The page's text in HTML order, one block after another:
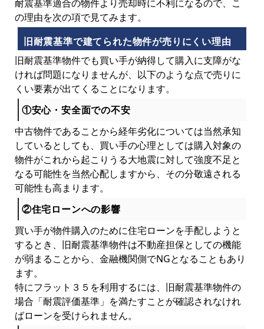
耐震基準適合の物件より売却時に不利になるので、こ
の理由を次の項で見てみます。
旧耐震基準で建てられた物件が売りにくい理由
旧耐震基準物件でも買い手が納得して購入に支障がな
ければ問題になりませんが、以下のような点で売りに
くい要素が出てくることになります。
①安心・安全面での不安
中古物件であることから経年劣化については当然承知
しているとしても、買い手の心理としては購入対象の
物件がこれから起こりうる大地震に対して強度不足と
なる可能性を当然心配しますから、その分敬遠される
可能性も高まります。
②住宅ローンへの影響
買い手が物件購入のために住宅ローンを手配しようと
するとき、旧耐震基準物件は不動産担保としての機能
が弱まることから、金融機関側でNGとなることもあり
ます。
特にフラット３５を利用するには、旧耐震基準物件の
場合「耐震評価基準」を満たすことが確認されなけれ
ばローンを受けられません。